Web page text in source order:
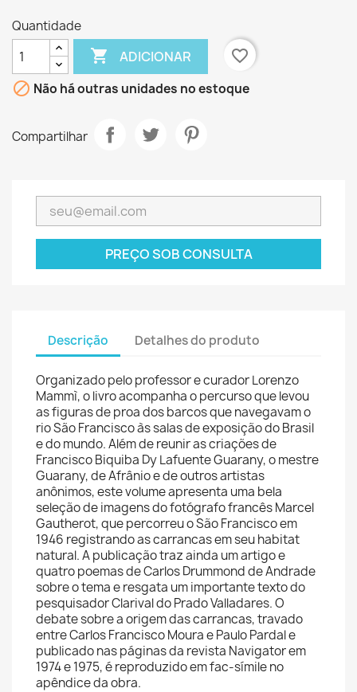
Quantidade
 ADICIONAR
favorite_border
 Não há outras unidades no estoque
Compartilhar
PREÇO SOB CONSULTA
Descrição Detalhes do produto
Organizado pelo professor e curador Lorenzo
Mammì, o livro acompanha o percurso que levou
as figuras de proa dos barcos que navegavam o
rio São Francisco às salas de exposição do Brasil
e do mundo. Além de reunir as criações de
Francisco Biquiba Dy Lafuente Guarany, o mestre
Guarany, de Afrânio e de outros artistas
anônimos, este volume apresenta uma bela
seleção de imagens do fotógrafo francês Marcel
Gautherot, que percorreu o São Francisco em
1946 registrando as carrancas em seu habitat
natural. A publicação traz ainda um artigo e
quatro poemas de Carlos Drummond de Andrade
sobre o tema e resgata um importante texto do
pesquisador Clarival do Prado Valladares. O
debate sobre a origem das carrancas, travado
entre Carlos Francisco Moura e Paulo Pardal e
publicado nas páginas da revista Navigator em
1974 e 1975, é reproduzido em fac-símile no
apêndice da obra.